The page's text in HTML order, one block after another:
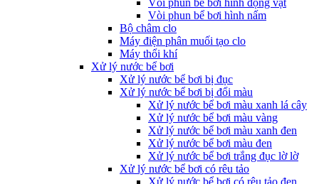
Vòi phun bể bơi hình động vật
Vòi phun bể bơi hình nấm
Bộ châm clo
Máy điện phân muối tạo clo
Máy thổi khí
Xử lý nước bể bơi
Xử lý nước bể bơi bị đục
Xử lý nước bể bơi bị đổi màu
Xử lý nước bể bơi màu xanh lá cây
Xử lý nước bể bơi màu vàng
Xử lý nước bể bơi màu xanh đen
Xử lý nước bể bơi màu đen
Xử lý nước bể bơi trắng đục lờ lờ
Xử lý nước bể bơi có rêu tảo
Xử lý nước bể bơi có rêu tảo đen